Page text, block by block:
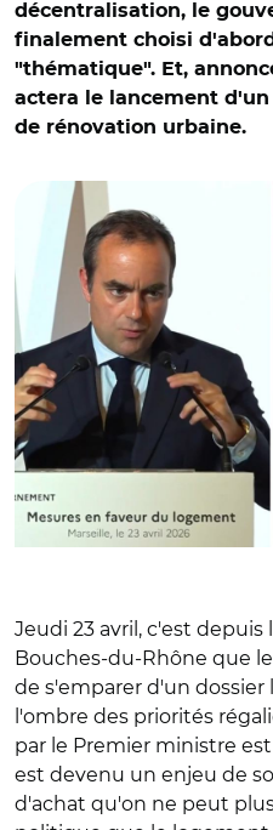
décentralisation, le
finalement choisi
"thématique". Et,
actera le lancement
de rénovation urbaine.
© @gouvernementFR/
Jeudi 23 avril, c'est
Bouches-du-Rhône que
de s'emparer d'un
l'ombre des priorités
par le Premier ministre
est devenu un enjeu de
d'achat qu'on ne peut